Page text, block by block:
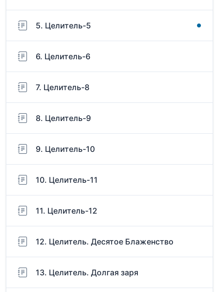
5. Целитель-5
6. Целитель-6
7. Целитель-8
8. Целитель-9
9. Целитель-10
10. Целитель-11
11. Целитель-12
12. Целитель. Десятое Блаженство
13. Целитель. Долгая заря